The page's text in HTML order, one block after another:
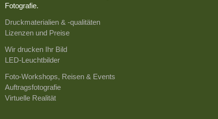
Fotografie.
Druckmaterialien & -qualitäten
Lizenzen und Preise
Wir drucken Ihr Bild
LED-Leuchtbilder
Foto-Workshops, Reisen & Events
Auftragsfotografie
Virtuelle Realität